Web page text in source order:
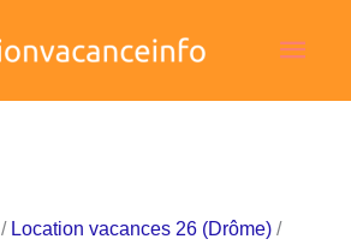
/ Location vacances 26 (Drôme) /